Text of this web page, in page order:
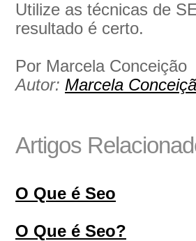
Utilize as técnicas de
resultado é certo.
Por Marcela Conceição
Autor: Marcela
Artigos
O Que é Seo
O Que é Seo?